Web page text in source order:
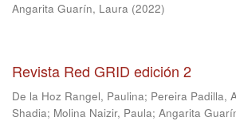
Angarita Guarín, Laura (2022)
Revista Red GRID edición 2
De la Hoz Rangel, Paulina; Pereira Padilla,
Shadia; Molina Naizir, Paula; Angarita